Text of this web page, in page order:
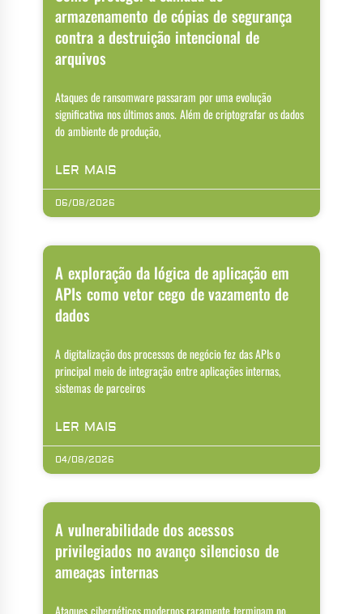
armazenamento de cópias de segurança
contra a destruição intencional de
arquivos
Ataques de ransomware passaram por uma evolução
significativa nos últimos anos. Além de criptografar os dados
do ambiente de produção,
LER MAIS
06/08/2026
A exploração da lógica de aplicação em
APIs como vetor cego de vazamento de
dados
A digitalização dos processos de negócio fez das APIs o
principal meio de integração entre aplicações internas,
sistemas de parceiros
LER MAIS
04/08/2026
A vulnerabilidade dos acessos
privilegiados no avanço silencioso de
ameaças internas